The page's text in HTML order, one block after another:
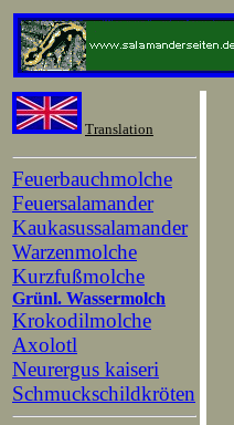
Translation
Feuerbauchmolche
Feuersalamander
Kaukasussalamander
Warzenmolche
Kurzfußmolche
Grünl. Wassermolch
Krokodilmolche
Axolotl
Neurergus kaiseri
Schmuckschildkröten